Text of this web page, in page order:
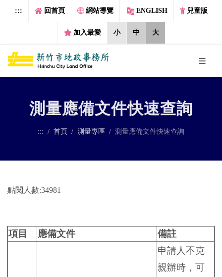
跳到主要內容區塊
::: 回首頁 網站導覽 ENGLISH 兒童版
加入最愛 小 中 大
測量應備文件快速查詢
::: 首頁 測量專區 測量應備文件快速查詢
點閱人數:34981
項目 應備文件 備註
申請人不克
親辦時，可